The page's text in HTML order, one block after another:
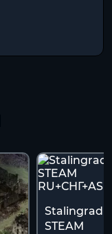
Stalingrad
STEAM